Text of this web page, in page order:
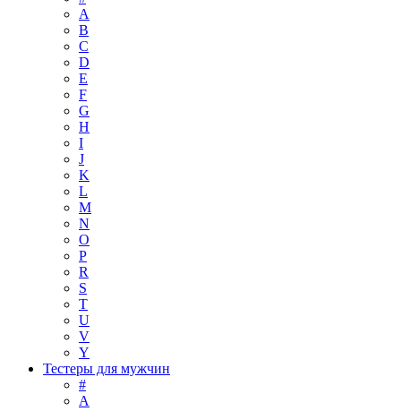
A
B
C
D
E
F
G
H
I
J
K
L
M
N
O
P
R
S
T
U
V
Y
Тестеры для мужчин
#
A